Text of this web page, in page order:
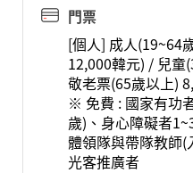
門票
[個人] 成人(19~64
12,000韓元) / 兒童
敬老票(65歲以上)
※ 免費 : 國家有功
歲)、身心障礙者
體領隊與帶隊教師
光客推廣者